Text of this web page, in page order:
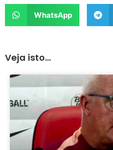
WhatsApp
Veja isto...